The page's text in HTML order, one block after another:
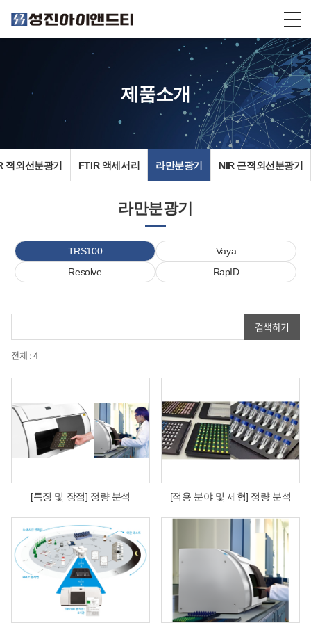
제품소개
적외선분광기 FTIR 액세서리 라만분광기 NIR 근적외선분광기
라만분광기
TRS100
Vaya
Resolve
RapID
전체 : 4
검색하기
[특징 및 장점] 정량 분석 [적용 분야 및 제형] 정량 분석